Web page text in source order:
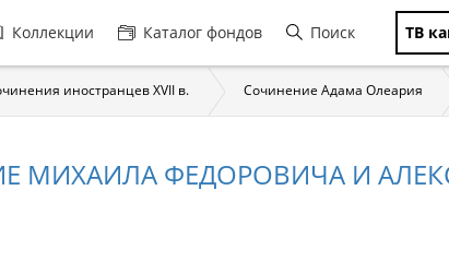
навигация
Коллекции Каталог фондов Поиск ТВ
иностранцев XVII в. Сочинение Адама Олеария
МИХАИЛА ФЕДОРОВИЧА И